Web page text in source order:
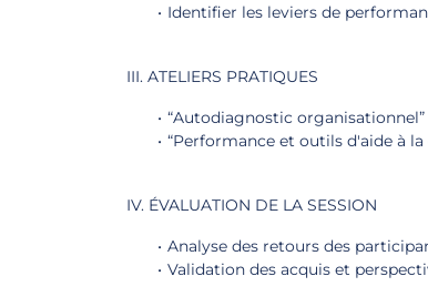
Identifier les leviers de
III. ATELIERS PRATIQUES
“Autodiagnostic organisationnel”
“Performance et outils d'aide à la
IV. ÉVALUATION DE LA SESSION
Analyse des retours des
Validation des acquis et